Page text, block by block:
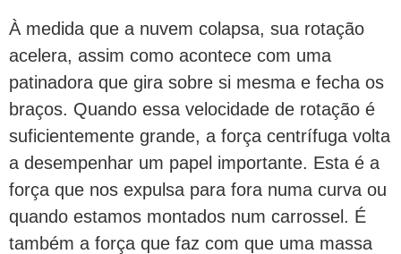
À medida que a nuvem colapsa, sua rotação
acelera, assim como acontece com uma
patinadora que gira sobre si mesma e fecha os
braços. Quando essa velocidade de rotação é
suficientemente grande, a força centrífuga volta
a desempenhar um papel importante. Esta é a
força que nos expulsa para fora numa curva ou
quando estamos montados num carrossel. É
também a força que faz com que uma massa